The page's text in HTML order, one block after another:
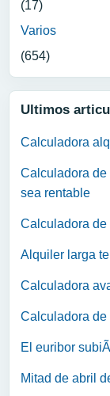
(17)
Varios
(654)
Ultimos
Calculadora
Calculadora
sea rentable
Calculadora
Alquiler larga
Calculadora
Calculadora
El euribor
Mitad de abril